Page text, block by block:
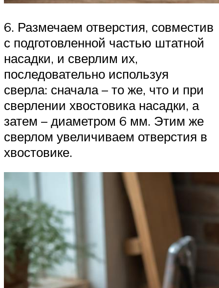
6. Размечаем отверстия, совместив
с подготовленной частью штатной
насадки, и сверлим их,
последовательно используя
сверла: сначала – то же, что и при
сверлении хвостовика насадки, а
затем – диаметром 6 мм. Этим же
сверлом увеличиваем отверстия в
хвостовике.